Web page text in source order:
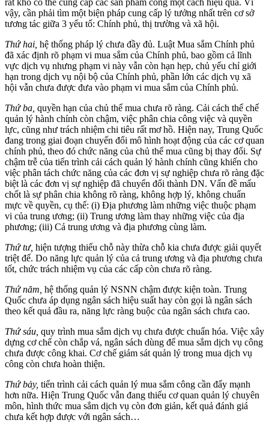
rất khó có thể cung cấp các sản phẩm công một cách hiệu quả. Vì
vậy, cần phải tìm một biện pháp cung cấp lý tưởng nhất trên cơ sở
tương tác giữa 3 yếu tố: Chính phủ, thị trường và xã hội.
Thứ hai, hệ thống pháp lý chưa đầy đủ. Luật Mua sắm Chính phủ
đã xác định rõ phạm vi mua sắm của Chính phủ, bao gồm cả lĩnh
vực dịch vụ nhưng phạm vi này vẫn còn hạn hẹp, chủ yếu chỉ giới
hạn trong dịch vụ nội bộ của Chính phủ, phần lớn các dịch vụ xã
hội vẫn chưa được đưa vào phạm vi mua sắm của Chính phủ.
Thứ ba, quyền hạn của chủ thể mua chưa rõ ràng. Cải cách thể chế
quản lý hành chính còn chậm, việc phân chia công việc và quyền
lực, cũng như trách nhiệm chi tiêu rất mơ hồ. Hiện nay, Trung Quốc
đang trong giai đoạn chuyển đổi mô hình hoạt động của các cơ quan
chính phủ, theo đó chức năng của chủ thể mua cũng bị thay đổi. Sự
chậm trễ của tiến trình cải cách quản lý hành chính cũng khiến cho
việc phân tách chức năng của các đơn vị sự nghiệp chưa rõ ràng đặc
biệt là các đơn vị sự nghiệp đã chuyển đổi thành DN. Vấn đề mấu
chốt là sự phân chia không rõ ràng, không hợp lý, không chuẩn
mực về quyền, cụ thể: (i) Địa phương làm những việc thuộc phạm
vi của trung ương; (ii) Trung ương làm thay những việc của địa
phương; (iii) Cả trung ương và địa phương cùng làm.
Thứ tư, hiện tượng thiếu chỗ này thừa chỗ kia chưa được giải quyết
triệt để. Do năng lực quản lý của cả trung ương và địa phương chưa
tốt, chức trách nhiệm vụ của các cấp còn chưa rõ ràng.
Thứ năm, hệ thống quản lý NSNN chậm được kiện toàn. Trung
Quốc chưa áp dụng ngân sách hiệu suất hay còn gọi là ngân sách
theo kết quả đầu ra, năng lực ràng buộc của ngân sách chưa cao.
Thứ sáu, quy trình mua sắm dịch vụ chưa được chuẩn hóa. Việc xây
dựng cơ chế còn chắp vá, ngân sách dùng để mua sắm dịch vụ công
chưa được công khai. Cơ chế giám sát quản lý trong mua dịch vụ
công còn chưa hoàn thiện.
Thứ bảy, tiến trình cải cách quản lý mua sắm công cần đẩy mạnh
hơn nữa. Hiện Trung Quốc vẫn đang thiếu cơ quan quản lý chuyên
môn, hình thức mua sắm dịch vụ còn đơn giản, kết quả đánh giá
chưa kết hợp được với ngân sách…